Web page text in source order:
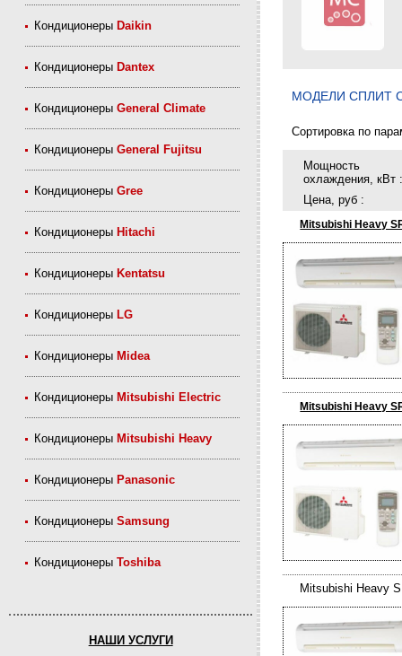
Кондиционеры Daikin
Кондиционеры Dantex
КондиционерыGeneral Climate
КондиционерыGeneral Fujitsu
КондиционерыGree
Кондиционеры Hitachi
Кондиционеры Kentatsu
Кондиционеры LG
Кондиционеры Midea
Кондиционеры Mitsubishi Electric
Кондиционеры Mitsubishi Heavy
Кондиционеры Panasonic
КондиционерыSamsung
КондиционерыToshiba
НАШИ УСЛУГИ
МОДЕЛИ CПЛИТ
Сортировка по
Мощность
охлаждения, кВт
Цена, руб :
Mitsubishi Heavy
Mitsubishi Heavy
Mitsubishi Heavy